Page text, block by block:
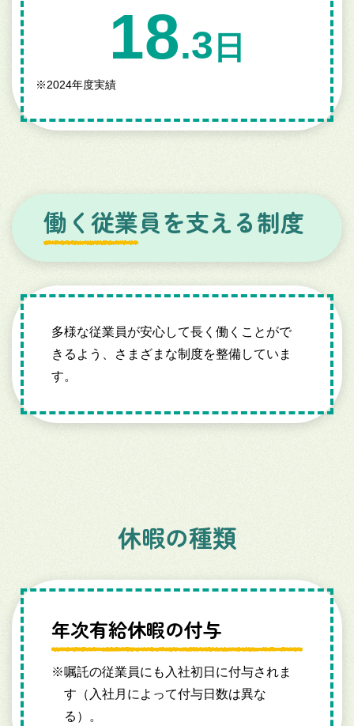
18.3 日
※ 2024年度実績
働く従業員を支える制度
多様な従業員が安心して長く働くことがで
きるよう、さまざまな制度を整備していま
す。
休暇の種類
年次有給休暇の付与
※嘱託の従業員にも入社初日に付与されま
す（入社月によって付与日数は異な
る）。